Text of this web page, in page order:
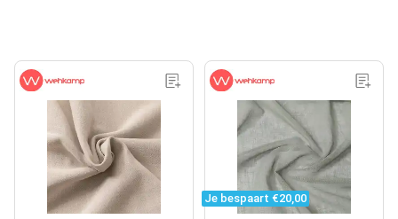
Je bespaart €20,00